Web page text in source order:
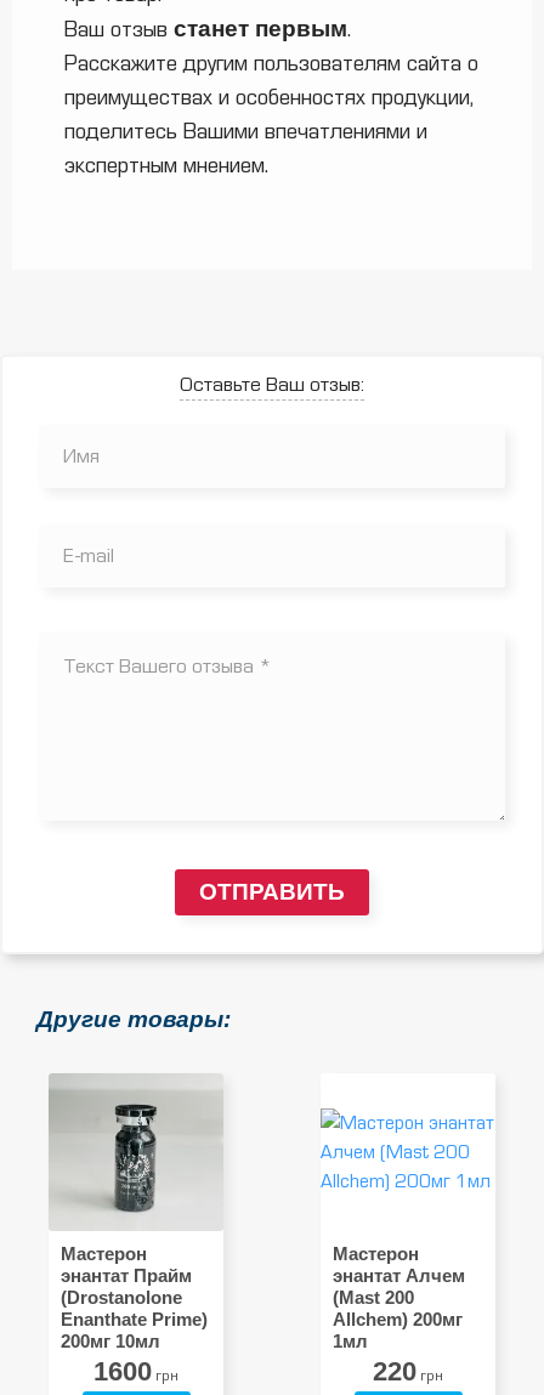
Ваш отзыв станет первым.
Расскажите другим пользователям сайта о
преимуществах и особенностях продукции,
поделитесь Вашими впечатлениями и
экспертным мнением.
Оставьте Ваш отзыв:
ОТПРАВИТЬ
Другие товары:
Мастерон
энантат Прайм
(Drostanolone
Enanthate Prime)
200мг 10мл
1600 грн
Мастерон
энантат Алчем
(Mast 200
Allchem) 200мг
1мл
220 грн